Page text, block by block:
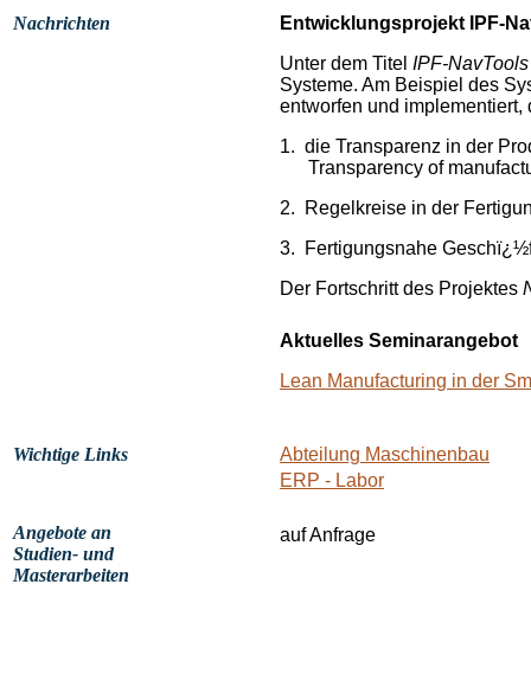
Nachrichten
Entwicklungsprojekt IPF-
Unter dem Titel IPF-NavTools
Systeme. Am Beispiel des
entworfen und implementiert,
1. die Transparenz in der
Transparency of
2.
Regelkreise in der
3.
Fertigungsnahe
Der Fortschritt des Projektes
Aktuelles Seminarangebot
Lean Manufacturing in der
Wichtige Links
Abteilung Maschinenbau
ERP - Labor
Angebote an
Studien- und
Masterarbeiten
auf Anfrage